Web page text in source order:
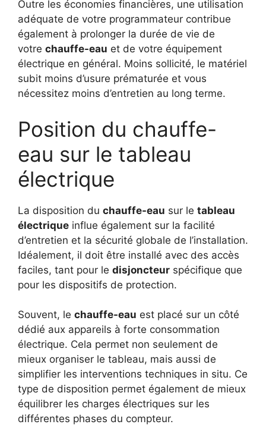
Outre les économies financières, une utilisation
adéquate de votre programmateur contribue
également à prolonger la durée de vie de
votre chauffe-eau et de votre équipement
électrique en général. Moins sollicité, le matériel
subit moins d’usure prématurée et vous
nécessitez moins d’entretien au long terme.
Position du chauffe-
eau sur le tableau
électrique
La disposition du chauffe-eau sur le tableau
électrique influe également sur la facilité
d’entretien et la sécurité globale de l’installation.
Idéalement, il doit être installé avec des accès
faciles, tant pour le disjoncteur spécifique que
pour les dispositifs de protection.
Souvent, le chauffe-eau est placé sur un côté
dédié aux appareils à forte consommation
électrique. Cela permet non seulement de
mieux organiser le tableau, mais aussi de
simplifier les interventions techniques in situ. Ce
type de disposition permet également de mieux
équilibrer les charges électriques sur les
différentes phases du compteur.